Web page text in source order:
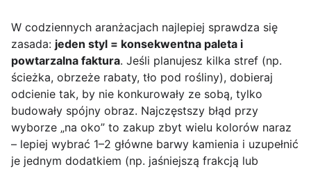
W codziennych aranżacjach najlepiej sprawdza się
zasada: jeden styl = konsekwentna paleta i
powtarzalna faktura. Jeśli planujesz kilka stref (np.
ścieżka, obrzeże rabaty, tło pod rośliny), dobieraj
odcienie tak, by nie konkurowały ze sobą, tylko
budowały spójny obraz. Najczęstszy błąd przy
wyborze „na oko” to zakup zbyt wielu kolorów naraz
– lepiej wybrać 1–2 główne barwy kamienia i uzupełnić
je jednym dodatkiem (np. jaśniejszą frakcją lub